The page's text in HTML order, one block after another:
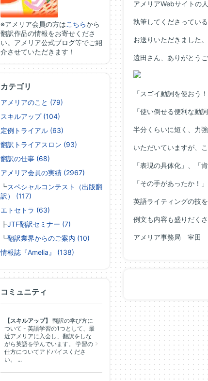
アメリアWebサイトの
執筆してくださってい
お送りいただきました。
遠田さん、ありがとう
「スゴイ動詞を使おう
「使い倒せる便利な動
半分くらいに短く、力強
いただいていますが、
「表現の具体化」、「
「その手があったか！」
英語ライティングの技
例文も内容も盛りだく
アメリア事務局 室田
※アメリア会員の方はこちらから
翻訳作品の情報をお寄せくださ
い。アメリア公式ブログ等でご紹
介させていただきます！
カテゴリ
アメリアのこと (79)
スキルアップ (104)
定例トライアル (63)
翻訳トライアスロン (93)
翻訳の仕事 (68)
アメリア会員の実績 (2967)
┗スペシャルコンテスト（出版翻
訳） (117)
エトセトラ (63)
┣JTF翻訳セミナー (7)
┗翻訳業界からのご案内 (10)
情報誌『Amelia』 (138)
コミュニティ
【スキルアップ】
翻訳の学び方に
ついて - 英語学習の1つとして、最
近アメリアに入会し、翻訳をしな
がら英語を学んでいます。 学習の
仕方についてアドバイスくださ
い。 ...